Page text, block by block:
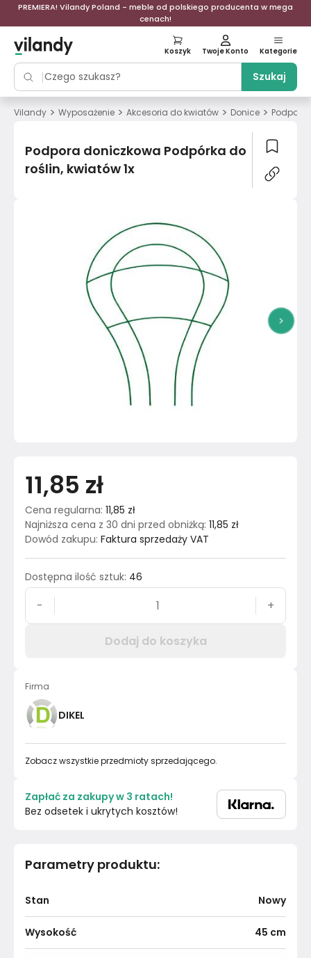
PREMIERA! Vilandy Poland - meble od polskiego producenta w mega
cenach!
Szukaj
Koszyk Twoje Konto Kategorie
Vilandy > Wyposażenie > Akcesoria do kwiatów > Donice > Podpora
Podpora doniczkowa Podpórka do
roślin, kwiatów 1x
>
Parametry produktu:
Stan Nowy
Wysokość 45 cm
11,85 zł
Cena regularna: 11,85 zł
Najniższa cena z 30 dni przed obniżką: 11,85 zł
Dowód zakupu: Faktura sprzedaży VAT
Dostępna ilość sztuk: 46
- +
Dodaj do koszyka
Firma
DIKEL
Zobacz wszystkie przedmioty sprzedającego.
Zapłać za zakupy w 3 ratach!
Bez odsetek i ukrytych kosztów!